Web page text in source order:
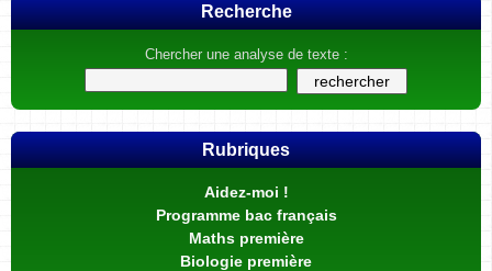
Recherche
Chercher une analyse de texte :
Rubriques
Aidez-moi !
Programme bac français
Maths première
Biologie première